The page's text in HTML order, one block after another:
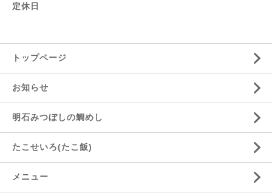
定休日
トップページ
お知らせ
明石みつぼしの鯛めし
たこせいろ(たこ飯)
メニュー